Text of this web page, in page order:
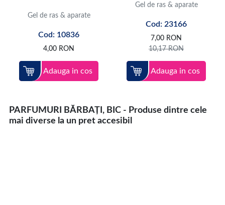
Gel de ras & aparate
Cod: 10836
4,00 RON
Adauga in cos
Gel de ras & aparate
Cod: 23166
7,00 RON
10,17RON
Adauga in cos
PARFUMURI BĂRBAȚI, BIC - Produse dintre cele
mai diverse la un pret accesibil